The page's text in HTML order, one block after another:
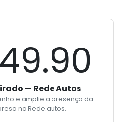
— Rede Autos
e amplie a presença da
na Rede.autos.